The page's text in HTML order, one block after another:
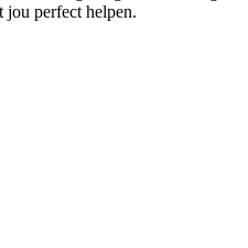
jou perfect helpen.